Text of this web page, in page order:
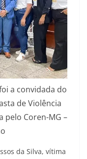
a convidada do
de Violência
pelo Coren-MG –
da Silva, vítima